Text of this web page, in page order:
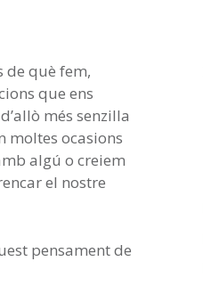
de què fem,
que ens
més senzilla
moltes ocasions
algú o creiem
el nostre
pensament de